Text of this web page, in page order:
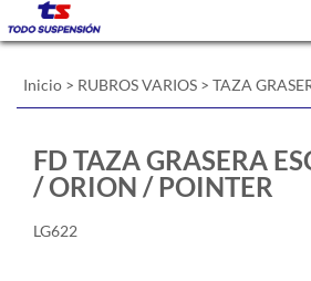
Inicio > RUBROS VARIOS > TAZA
FD TAZA GRASERA
/ ORION / POINTER
LG622